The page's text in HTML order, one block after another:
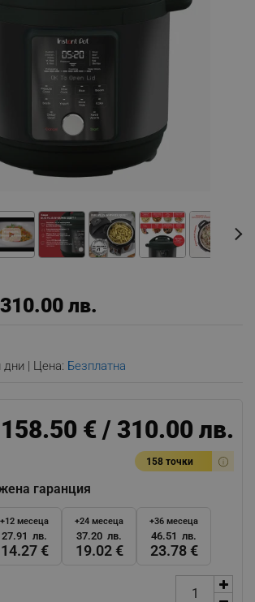
лв.
дни | Цена: Безплатна
158.50 € / 310.00 лв.
158 точки
гаранция
+12 месеца
14.27 €
27.91 лв.
+24 месеца
19.02 €
37.20 лв.
+36 месеца
23.78 €
46.51 лв.